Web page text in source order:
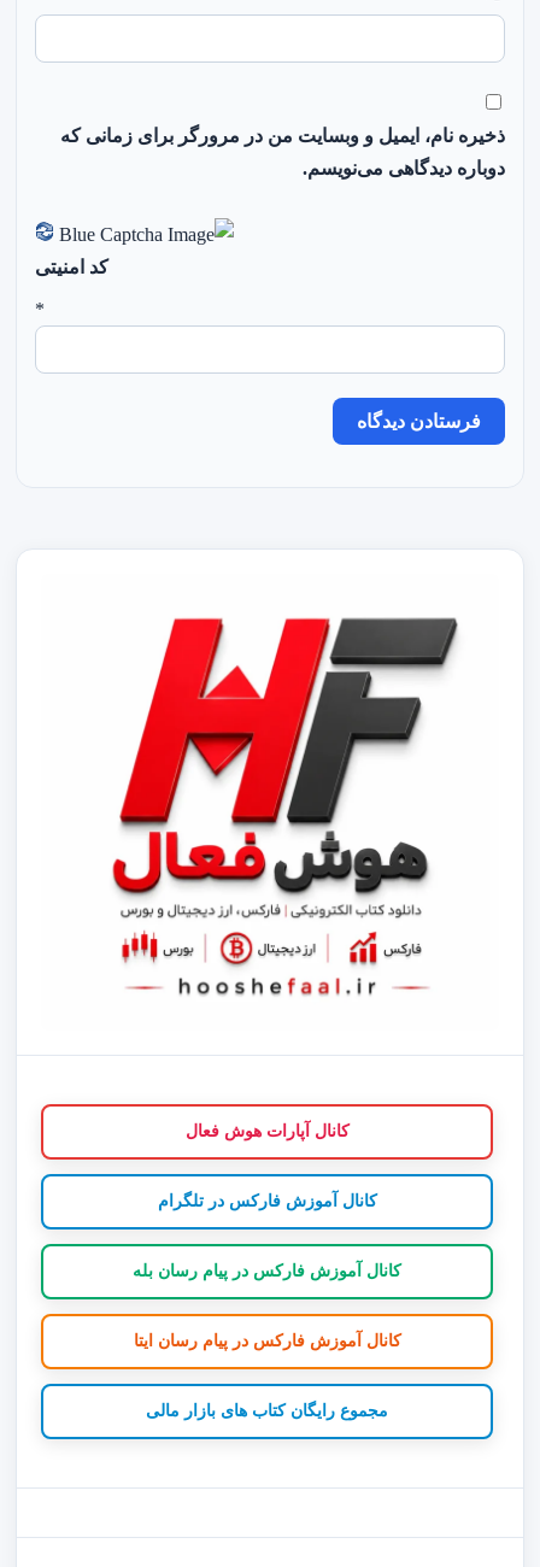
ذخیره نام، ایمیل و وبسایت من در مرورگر برای زمانی که
دوباره دیدگاهی می‌نویسم.
کد امنیتی
*
کانال آپارات هوش فعال
کانال آموزش فارکس در تلگرام
کانال آموزش فارکس در پیام رسان بله
کانال آموزش فارکس در پیام رسان ایتا
مجموع رایگان کتاب های بازار مالی